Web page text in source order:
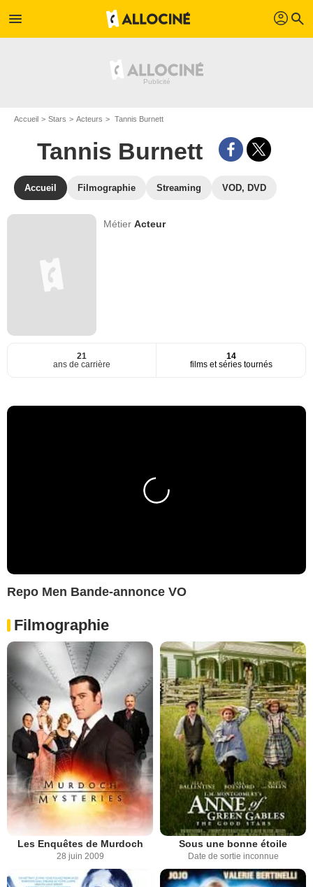
menu profil search
Accueil Stars Acteurs Tannis Burnett
Tannis Burnett
Accueil Filmographie Streaming VOD, DVD
MétierActeur
21
ans de carrière
14
films et séries tournés
Repo Men Bande-annonce VO
Filmographie
Les Enquêtes de Murdoch
28 juin 2009
Sous une bonne étoile
Date de sortie inconnue